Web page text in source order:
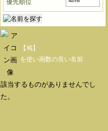
【鳰】
を使い画数の良い名前
該当するものがありませんでし
た。